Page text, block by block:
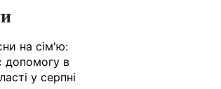
на сім'ю:
допомогу в
у серпні